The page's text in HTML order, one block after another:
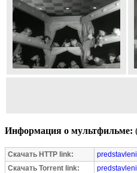
Информация о мультфильме:
Скачать HTTP link:
Скачать Torrent link: